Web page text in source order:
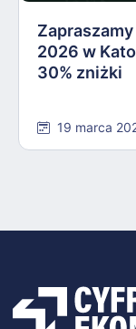
2026 w
30% zniżki
19 marca